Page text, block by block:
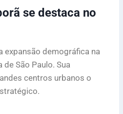
se destaca no
expansão demográfica na
São Paulo. Sua
centros urbanos o